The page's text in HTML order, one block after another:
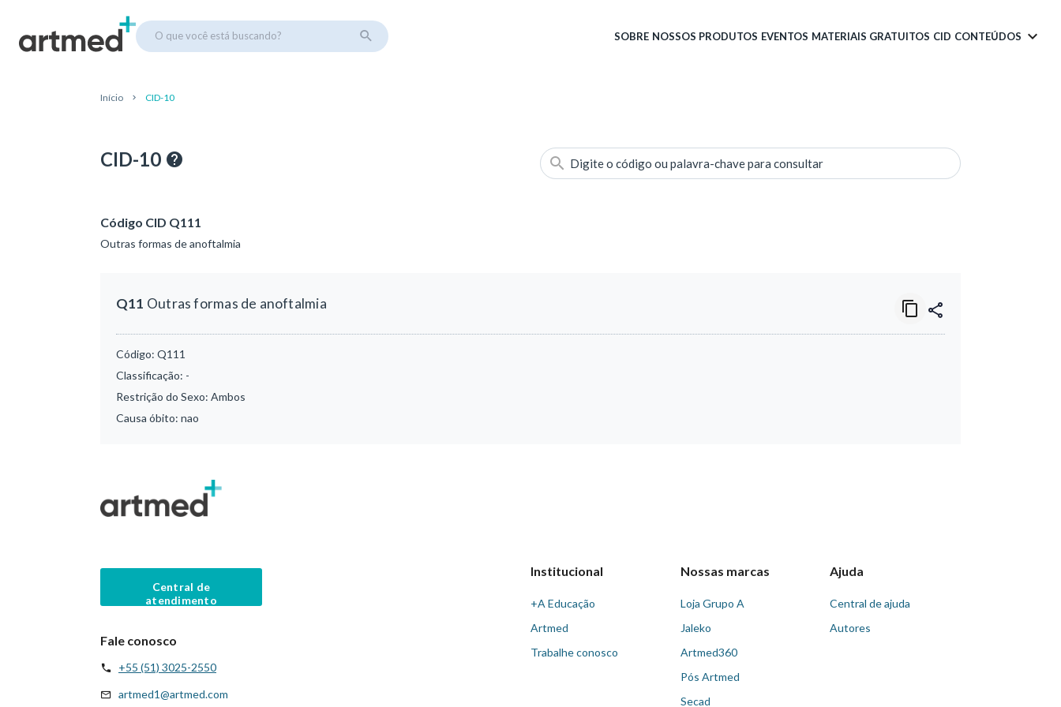
O que você está buscando? SOBRE NOSSOS PRODUTOS EVENTOS MATERIAIS GRATUITOS CID CONTEÚDOS
Início CID-10
CID-10 Digite o código ou palavra-chave para consultar
Código CID Q111
Outras formas de anoftalmia
Q11 Outras formas de anoftalmia
Código: Q111
Classificação: -
Restrição do Sexo: Ambos
Causa óbito: nao
Central de
atendimento
Fale conosco
+55 (51) 3025-2550
artmed1@artmed.com
Institucional
+A Educação
Artmed
Trabalhe conosco
Nossas marcas
Loja Grupo A
Jaleko
Artmed360
Pós Artmed
Secad
Ajuda
Central de ajuda
Autores